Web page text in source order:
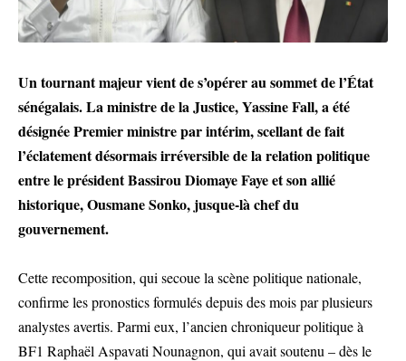
Un tournant majeur vient de s’opérer au sommet de l’État
sénégalais. La ministre de la Justice, Yassine Fall, a été
désignée Premier ministre par intérim, scellant de fait
l’éclatement désormais irréversible de la relation politique
entre le président Bassirou Diomaye Faye et son allié
historique, Ousmane Sonko, jusque-là chef du
gouvernement.
Cette recomposition, qui secoue la scène politique nationale,
confirme les pronostics formulés depuis des mois par plusieurs
analystes avertis. Parmi eux, l’ancien chroniqueur politique à
BF1 Raphaël Aspavati Nounagnon, qui avait soutenu – dès le